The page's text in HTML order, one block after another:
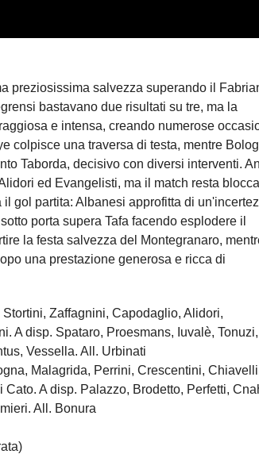
preziosissima salvezza superando il
bastavano due risultati su tre, ma la
e intensa, creando numerose
colpisce una traversa di testa, mentre
Taborda, decisivo con diversi interventi.
ed Evangelisti, ma il match resta
il gol partita: Albanesi approfitta di
porta supera Tafa facendo esplodere il
la festa salvezza del Montegranaro,
una prestazione generosa e ricca di
Zaffagnini, Capodaglio, Alidori,
A disp. Spataro, Proesmans, Iuvalè, Tonuzi,
Vessella. All. Urbinati
Malagrida, Perrini, Crescentini,
A disp. Palazzo, Brodetto, Perfetti,
All. Bonura